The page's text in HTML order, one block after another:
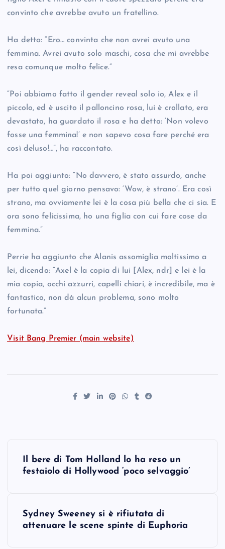
convinto che avrebbe avuto un fratellino.
Ha detto: “Ero… convinta che non avrei avuto una
femmina. Avrei avuto solo maschi, cosa che mi avrebbe
resa comunque molto felice.”
“Poi abbiamo fatto il gender reveal solo io, Alex e il
piccolo, ed è uscito il palloncino rosa, lui è crollato, era
devastato, ha guardato il rosa e ha detto: ‘Non volevo
fosse una femmina!’ e non sapevo cosa fare perché era
così deluso!…”, ha raccontato.
Ha poi aggiunto: “No davvero, è stato assurdo, anche
per tutto quel giorno pensavo: ‘Wow, è strano’. Era così
strano, ma ovviamente lei è la cosa più bella che ci sia. E
ora sono felicissima, ho una figlia con cui fare cose da
femmina.”
Perrie ha aggiunto che Alanis assomiglia moltissimo a
lei, dicendo: “Axel è la copia di lui [Alex, ndr] e lei è la
mia copia, occhi azzurri, capelli chiari, è incredibile, ma è
fantastico, non dà alcun problema, sono molto
fortunata.”
Visit Bang Premier (main website)
Il bere di Tom Holland lo ha reso un
festaiolo di Hollywood ‘poco selvaggio’
Sydney Sweeney si è rifiutata di
attenuare le scene spinte di Euphoria